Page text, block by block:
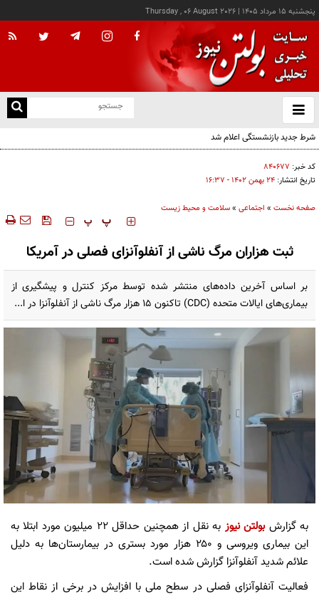
پنجشنبه ۱۵ مرداد ۱۴۰۵ |
Thursday , 06 August 2026
باز
و
شرط جدید بازنشستگی اعلام شد
کد خبر: ۸۴۰۶۷۷
تاریخ انتشار: ۲۴ بهمن ۱۴۰۲ - ۱۶:۳۷
صفحه نخست » اجتماعی »سلامت و محیط زیست
‍‍‍ پ پ
ثبت هزاران مرگ ناشی از آنفلوآنزای فصلی در آمریکا
بر اساس آخرین داده‌های منتشر شده توسط مرکز کنترل و پیشگیری از
بیماری‌های ایالات متحده (CDC) تاکنون ۱۵ هزار مرگ ناشی از آنفلوآنزا در ا...
به گزارشبولتن نیوز
به نقل از همچنین حداقل ۲۲ میلیون مورد ابتلا به
این بیماری ویروسی و ۲۵۰ هزار مورد بستری در بیمارستان‌ها به دلیل
علائم شدید آنفلوآنزا گزارش شده است.
فعالیت آنفلوآنزای فصلی در سطح ملی با افزایش در برخی از نقاط این